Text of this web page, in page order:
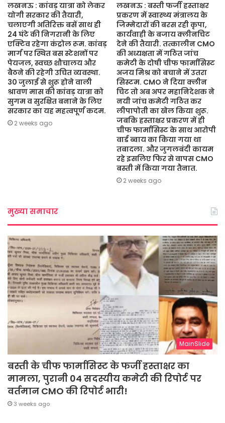
लखनऊ : कांवड़ यात्रा को लेकर
योगी सरकार की तैयारी,
चलाएगी अतिरिक्त बसें साथ ही
24 घंटे की निगरानी के लिए
एक्टिव रहेगा कंट्रोल रूम. कांवड़
मार्ग पर स्थित बस स्टेशनों पर
पेयजल, स्वच्छ शौचालय और
बैठने की रहेगी उचित व्यवस्था.
30 जुलाई से शुरू होने वाली
श्रावण मास की कांवड़ यात्रा को
सुगम व सुरक्षित बनाने के लिए
सरकार का यह महत्वपूर्ण कदम.
2 weeks ago
लखनऊ : बस्ती फर्जी हस्ताक्षर
प्रकरण में स्वास्थ्य मंत्रालय के
जिम्मेदारों की बरस रही कृपा,
कार्यवाही के बजाय क्लीनचिट
देने की तैयारी. तत्कालीन CMO
की अध्यक्षता में गठित जांच
कमेटी के दोषी चीफ फार्मासिस्ट
अजय मिश्र को बचाने में उतरा
सिस्टम. CMO ने दिया क्लीन
चिट तो अब अपर महानिदेशक ने
नयी जांच कमेटी गठित कर
लीपापोती का खेल किया शुरू.
जबकि हस्ताक्षर प्रकरण में ही
चीफ फार्मासिस्ट के साथ आरोपी
वार्ड ब्वाय का किया गया था
तबादला. और जुगलबंदी कायम
रहे इसलिए फिर से वापस CMO
बस्ती में किया गया तैनात.
2 weeks ago
मुख्या समाचार
MainSlide
बस्ती के चीफ फार्मासिस्ट के फर्जी हस्ताक्षर का
मामला, पुरानी 04 सदस्यीय कमेटी की रिपोर्ट पर
वर्तमान CMO की रिपोर्ट भारी!
3 weeks ago